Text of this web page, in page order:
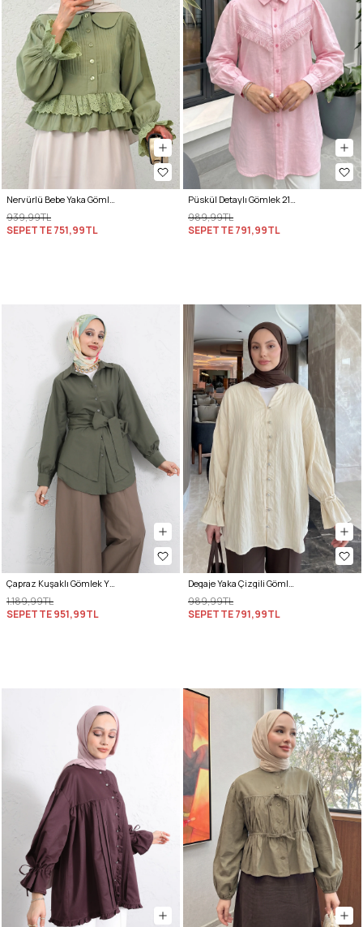
Nervürlü Bebe Yaka Gömlek 2279 - AÇIK HAKİ
939,99TL
SEPETTE751,99TL
Püskül Detaylı Gömlek 2109 - PEMBE
989,99TL
SEPETTE791,99TL
Çapraz Kuşaklı Gömlek Y0105 - HAKİ
1.189,99TL
SEPETTE951,99TL
Degaje Yaka Çizgili Gömlek Y0121 - TEREYAĞ SARISI
989,99TL
SEPETTE791,99TL